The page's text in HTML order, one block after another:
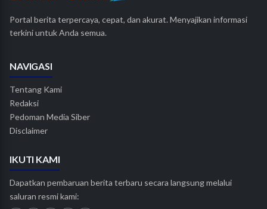
Portal berita terpercaya, cepat, dan akurat. Menyajikan informasi
terkini untuk Anda semua.
NAVIGASI
Tentang Kami
Redaksi
Pedoman Media Siber
Disclaimer
IKUTI KAMI
Dapatkan pembaruan berita terbaru secara langsung melalui
saluran resmi kami: